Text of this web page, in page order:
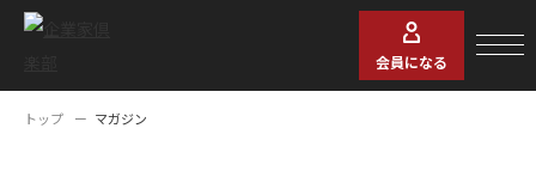
会員になる
トップ マガジン